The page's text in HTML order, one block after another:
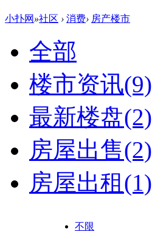
小扑网 »社区 › 消费› 房产楼市
全部
楼市资讯(9)
最新楼盘(2)
房屋出售(2)
房屋出租(1)
不限